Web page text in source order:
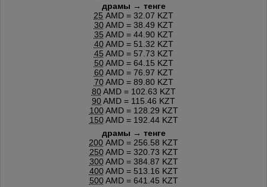
драмы → тенге
25 AMD = 32.07 KZT
30AMD = 38.49 KZT
35 AMD = 44.90 KZT
40AMD = 51.32 KZT
45 AMD = 57.73 KZT
50AMD = 64.15 KZT
60AMD = 76.97 KZT
70AMD = 89.80 KZT
80AMD = 102.63 KZT
90AMD = 115.46 KZT
100AMD = 128.29 KZT
150AMD = 192.44 KZT
драмы → тенге
200 AMD = 256.58 KZT
250AMD = 320.73 KZT
300AMD = 384.87 KZT
400AMD = 513.16 KZT
500AMD = 641.45 KZT